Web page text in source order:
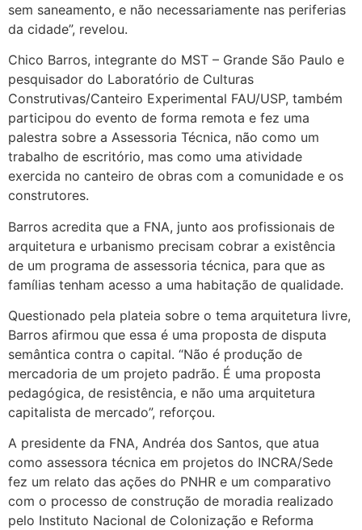
sem saneamento, e não necessariamente nas periferias
da cidade”, revelou.
Chico Barros, integrante do MST – Grande São Paulo e
pesquisador do Laboratório de Culturas
Construtivas/Canteiro Experimental FAU/USP, também
participou do evento de forma remota e fez uma
palestra sobre a Assessoria Técnica, não como um
trabalho de escritório, mas como uma atividade
exercida no canteiro de obras com a comunidade e os
construtores.
Barros acredita que a FNA, junto aos profissionais de
arquitetura e urbanismo precisam cobrar a existência
de um programa de assessoria técnica, para que as
famílias tenham acesso a uma habitação de qualidade.
Questionado pela plateia sobre o tema arquitetura livre,
Barros afirmou que essa é uma proposta de disputa
semântica contra o capital. “Não é produção de
mercadoria de um projeto padrão. É uma proposta
pedagógica, de resistência, e não uma arquitetura
capitalista de mercado”, reforçou.
A presidente da FNA, Andréa dos Santos, que atua
como assessora técnica em projetos do INCRA/Sede
fez um relato das ações do PNHR e um comparativo
com o processo de construção de moradia realizado
pelo Instituto Nacional de Colonização e Reforma